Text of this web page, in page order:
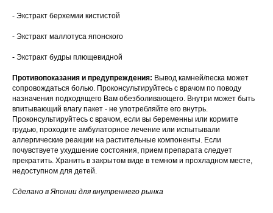
- Экстракт берхемии кистистой
- Экстракт маллотуса японского
- Экстракт будры плющевидной
Противопоказания и предупреждения: Вывод камней/песка может
сопровождаться болью. Проконсультируйтесь с врачом по поводу
назначения подходящего Вам обезболивающего. Внутри может быть
впитывающий влагу пакет - не употребляйте его внутрь.
Проконсультируйтесь с врачом, если вы беременны или кормите
грудью, проходите амбулаторное лечение или испытывали
аллергические реакции на растительные компоненты. Если
почувствуете ухудшение состояния, прием препарата следует
прекратить. Хранить в закрытом виде в темном и прохладном месте,
недоступном для детей.
Сделано в Японии для внутреннего рынка